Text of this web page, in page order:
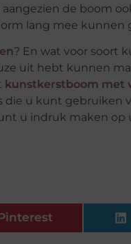
de boom
lang mee kunnen
? En wat voor soort
uit hebt kunnen
kunstkerstboom met
die u kunt gebruiken
u indruk maken